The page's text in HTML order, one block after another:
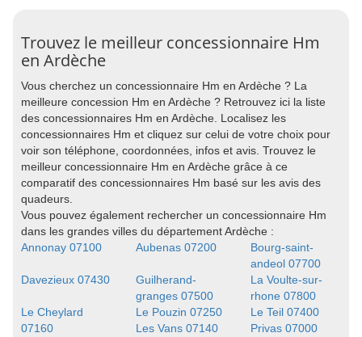
Trouvez le meilleur concessionnaire Hm
en Ardèche
Vous cherchez un concessionnaire Hm en Ardèche ? La
meilleure concession Hm en Ardèche ? Retrouvez ici la liste
des concessionnaires Hm en Ardèche. Localisez les
concessionnaires Hm et cliquez sur celui de votre choix pour
voir son téléphone, coordonnées, infos et avis. Trouvez le
meilleur concessionnaire Hm en Ardèche grâce à ce
comparatif des concessionnaires Hm basé sur les avis des
quadeurs.
Vous pouvez également rechercher un concessionnaire Hm
dans les grandes villes du département Ardèche :
Annonay 07100
Aubenas 07200
Bourg-saint-
andeol 07700
Davezieux 07430
Guilherand-
granges 07500
La Voulte-sur-
rhone 07800
Le Cheylard
07160
Le Pouzin 07250
Le Teil 07400
Les Vans 07140
Privas 07000